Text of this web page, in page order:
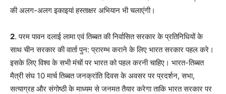
की अलग-अलग इकाइयां हस्ताक्षर अभियान भी चलाएंगी।
2. परम पावन दलाई लामा एवं तिब्बत की निर्वासित सरकार के प्रतिनिधियों के
साथ चीन सरकार की वार्ता पुन: प्रारम्भ कराने के लिए भारत सरकार पहल करे।
इसके लिए विश्व के सभी मंचों पर भारत को पहल करनी चाहिए। भारत-तिब्बत
मैत्री संघ 10 मार्च तिब्बत जनक्रांति दिवस के अवसर पर प्रदर्शन, सभा,
सत्याग्रह और संगोष्ठी के माध्यम से जनमत तैयार करेगा ताकि भारत सरकार पर